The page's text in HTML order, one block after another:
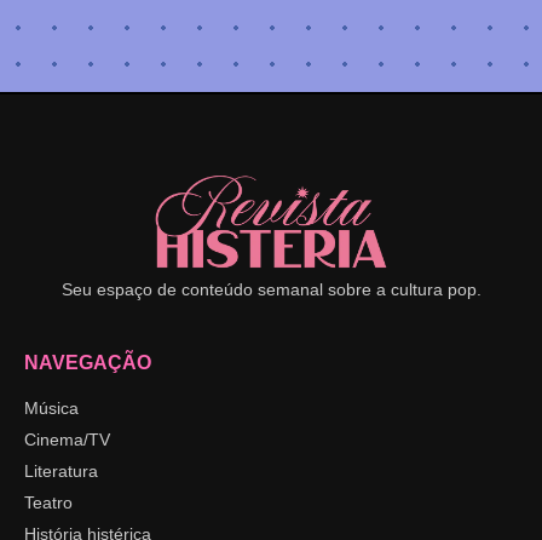
Seu espaço de conteúdo semanal sobre a cultura pop.
NAVEGAÇÃO
Música
Cinema/TV
Literatura
Teatro
História histérica